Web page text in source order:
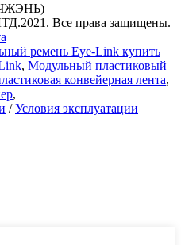
Все права защищены.
ремень Eye-Link купить
, Модульный пластиковый
конвейерная лента,
,
/Условия эксплуатации